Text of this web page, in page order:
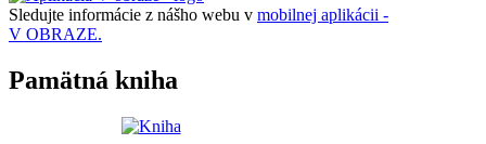
Sledujte informácie z nášho webu v mobilnej aplikácii -
V OBRAZE.
Pamätná kniha